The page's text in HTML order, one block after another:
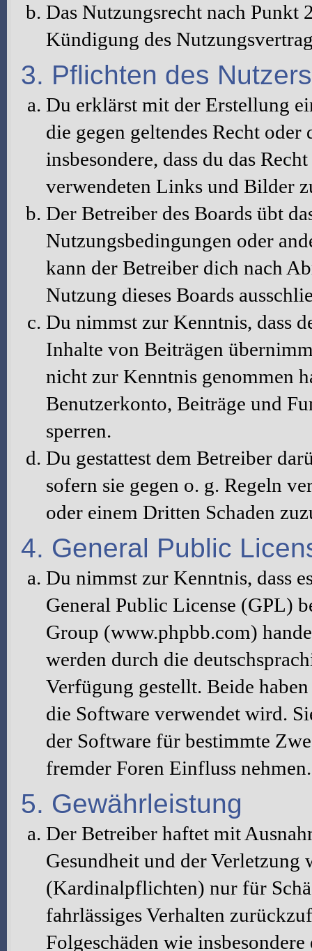
Das Nutzungsrecht nach Punkt
Kündigung des
3. Pflichten des Nutzers
Du erklärst mit der Erstellung
die gegen geltendes Recht
insbesondere, dass du das
verwendeten Links und Bilder
Der Betreiber des Boards übt
Nutzungsbedingungen oder
kann der Betreiber dich nach
Nutzung dieses Boards
Du nimmst zur Kenntnis, dass
Inhalte von Beiträgen
nicht zur Kenntnis genommen
Benutzerkonto, Beiträge und
sperren.
Du gestattest dem Betreiber
sofern sie gegen o. g. Regeln
oder einem Dritten Schaden
4. General Public
Du nimmst zur Kenntnis, dass
General Public License (GPL)
Group (www.phpbb.com)
werden durch die
Verfügung gestellt. Beide
die Software verwendet wird.
der Software für bestimmte
fremder Foren Einfluss nehmen.
5. Gewährleistung
Der Betreiber haftet mit
Gesundheit und der
(Kardinalpflichten) nur für
fahrlässiges Verhalten
Folgeschäden wie